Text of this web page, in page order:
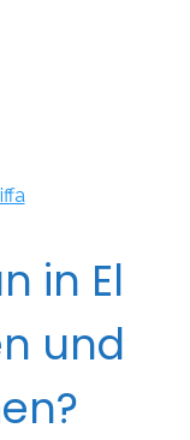
in El
und